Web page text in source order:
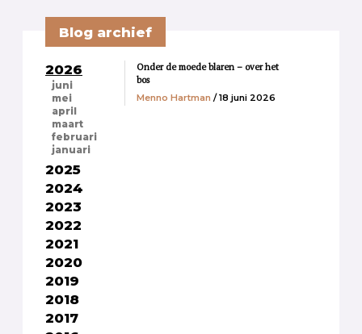
Blog archief
2026
juni
mei
april
maart
februari
januari
2025
2024
2023
2022
2021
2020
2019
2018
2017
Onder de moede blaren – over het
bos
Menno Hartman / 18 juni 2026